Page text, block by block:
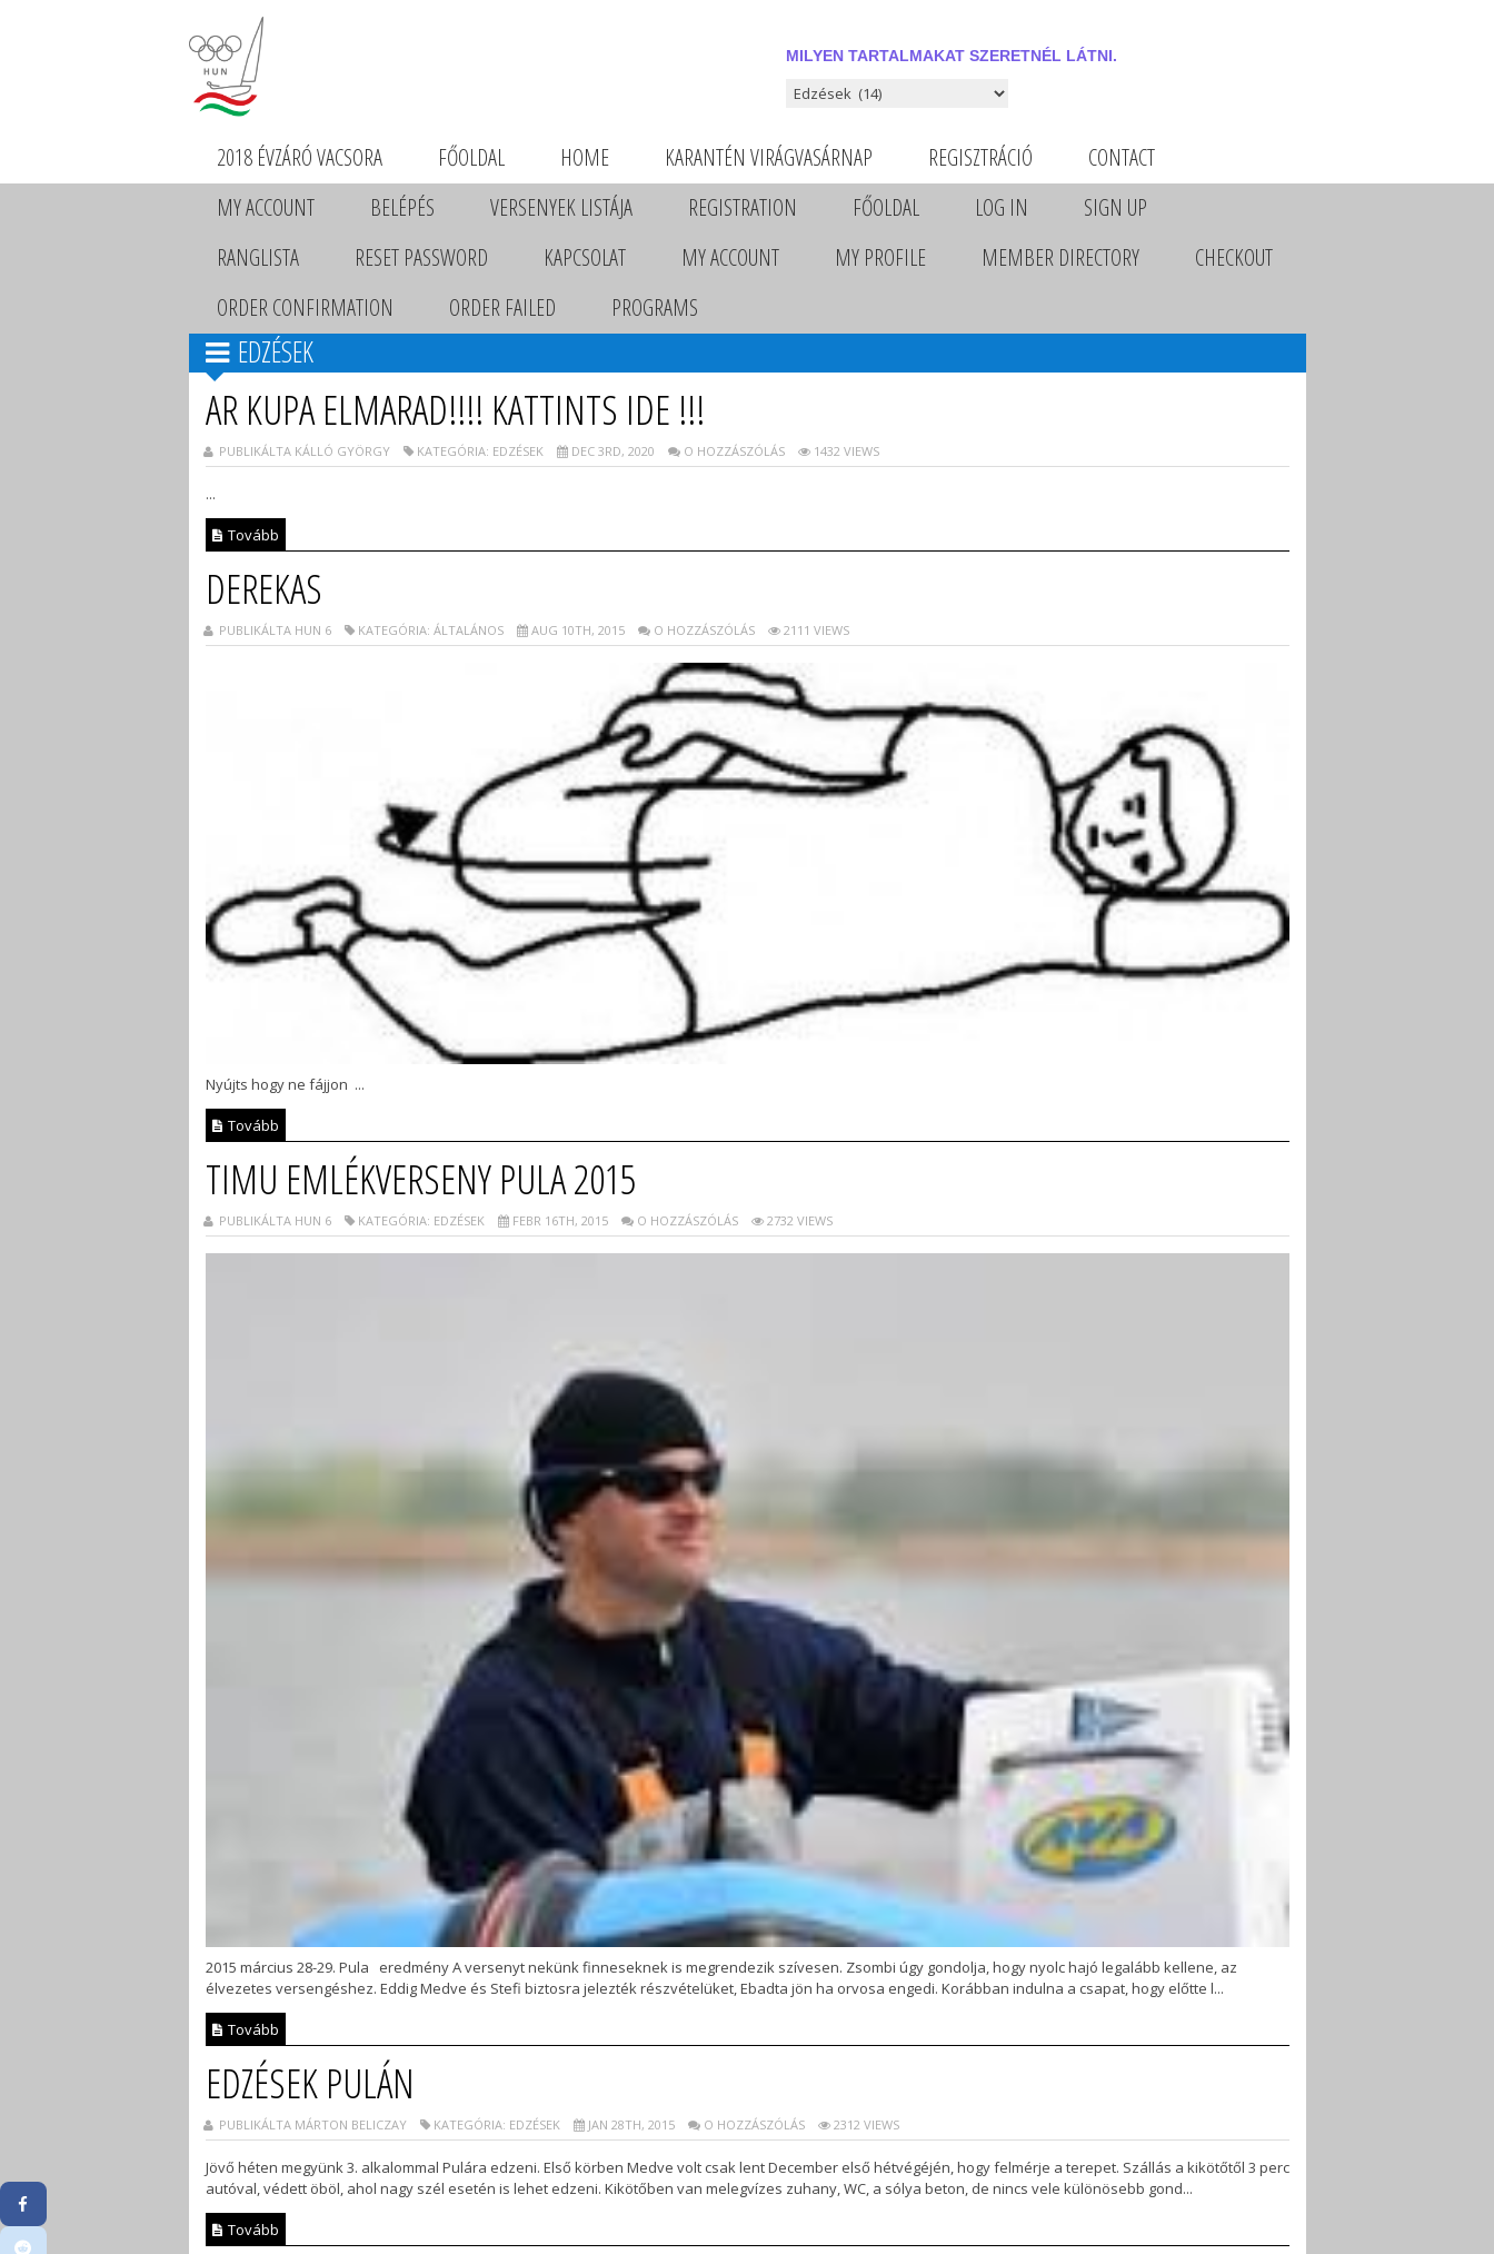
MILYEN TARTALMAKAT SZERETNÉL LÁTNI.
Milyen tartalmakat szeretnél látni.
2018 ÉVZÁRÓ VACSORA FŐOLDAL HOME KARANTÉN VIRÁGVASÁRNAP REGISZTRÁCIÓ
CONTACT
MY ACCOUNT
BELÉPÉS VERSENYEK LISTÁJA REGISTRATION FŐOLDAL LOG IN
SIGN UP
RANGLISTA
RESET PASSWORD KAPCSOLAT MY ACCOUNT MY PROFILE MEMBER DIRECTORY
CHECKOUT
ORDER CONFIRMATION
ORDER FAILED PROGRAMS
EDZÉSEK
AR KUPA ELMARAD!!!! KATTINTS IDE !!!
PUBLIKÁLTA KÁLLÓ GYÖRGY KATEGÓRIA: EDZÉSEK DEC 3RD, 2020 O HOZZÁSZÓLÁS 1432 VIEWS
...
Tovább
DEREKAS
PUBLIKÁLTA HUN 6 KATEGÓRIA: ÁLTALÁNOS AUG 10TH, 2015 O HOZZÁSZÓLÁS 2111 VIEWS
Nyújts hogy ne fájjon ...
Tovább
TIMU EMLÉKVERSENY PULA 2015
PUBLIKÁLTA HUN 6 KATEGÓRIA: EDZÉSEK FEBR 16TH, 2015 O HOZZÁSZÓLÁS 2732 VIEWS
2015 március 28-29. Pula eredmény A versenyt nekünk finneseknek is megrendezik szívesen. Zsombi úgy gondolja, hogy nyolc hajó legalább kellene, az
élvezetes versengéshez. Eddig Medve és Stefi biztosra jelezték részvételüket, Ebadta jön ha orvosa engedi. Korábban indulna a csapat, hogy előtte l...
Tovább
EDZÉSEK PULÁN
PUBLIKÁLTA MÁRTON BELICZAY KATEGÓRIA: EDZÉSEK JAN 28TH, 2015 O HOZZÁSZÓLÁS 2312 VIEWS
Jövő héten megyünk 3. alkalommal Pulára edzeni. Első körben Medve volt csak lent December első hétvégéjén, hogy felmérje a terepet. Szállás a kikötőtől 3 perc
autóval, védett öböl, ahol nagy szél esetén is lehet edzeni. Kikötőben van melegvízes zuhany, WC, a sólya beton, de nincs vele különösebb gond...
Tovább